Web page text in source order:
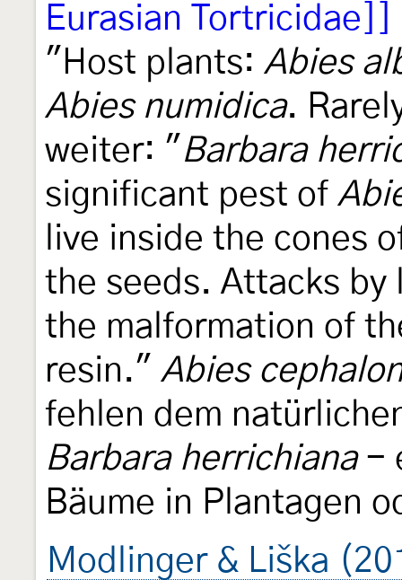
Eurasian Tortricidae]]
"Host plants: Abies
Abies numidica.
weiter: " Barbara
significant pest of
live inside the cones
the seeds. Attacks by
the malformation of
resin." Abies
fehlen dem
Barbara herrichiana-
Bäume in Plantagen
Modlinger & Liška